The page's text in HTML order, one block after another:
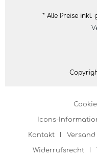
* Alle Preise inkl.
Icons-
Kontakt
Widerrufsrecht